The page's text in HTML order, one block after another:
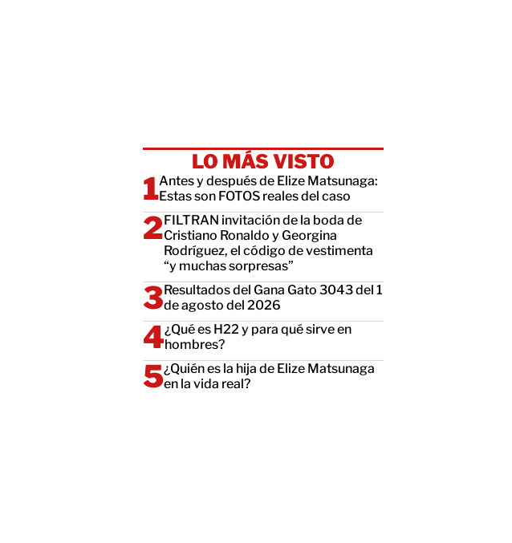
LO MÁS VISTO
Antes y después de Elize Matsunaga:
Estas son FOTOS reales del caso
FILTRAN invitación de la boda de
Cristiano Ronaldo y Georgina
Rodríguez, el código de vestimenta
“y muchas sorpresas”
Resultados del Gana Gato 3043 del 1
de agosto del 2026
¿Qué es H22 y para qué sirve en
hombres?
¿Quién es la hija de Elize Matsunaga
en la vida real?